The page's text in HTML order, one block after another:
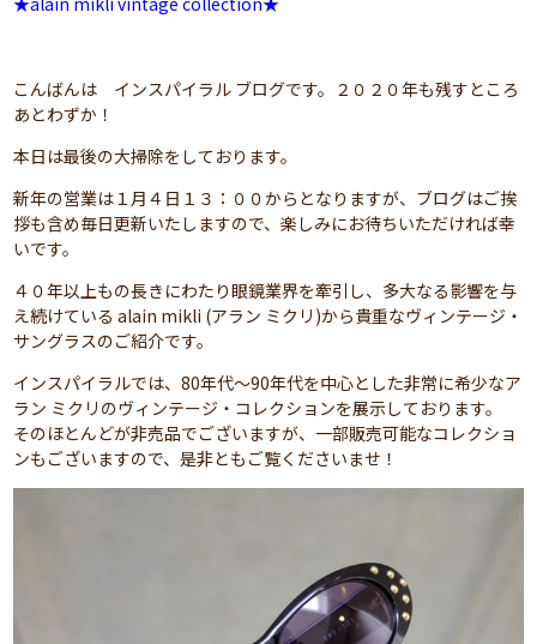
こんばんは インスパイラル ブログです。２０２０年も残すところ
あとわずか！
本日は最後の大掃除をしております。
新年の営業は１月４日１３：００からとなりますが、ブログはご挨
拶も含め毎日更新いたしますので、楽しみにお待ちいただければ幸
いです。
４０年以上もの長きにわたり眼鏡業界を牽引し、多大なる影響を与
え続けている alain mikli (アラン ミクリ)から貴重なヴィンテージ・
サングラスのご紹介です。
インスパイラルでは、80年代～90年代を中心とした非常に希少なア
ラン ミクリのヴィンテージ・コレクションを展示しております。
そのほとんどが非売品でございますが、一部販売可能なコレクショ
ンもございますので、是非ともご覧くださいませ！